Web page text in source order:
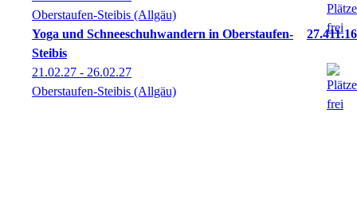
Oberstaufen-Steibis (Allgäu)
Yoga und Schneeschuhwandern in Oberstaufen-
Steibis
27.411.16
21.02.27 - 26.02.27
Oberstaufen-Steibis (Allgäu)